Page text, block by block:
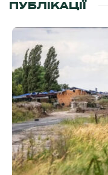
ПУБЛІКАЦІЇ